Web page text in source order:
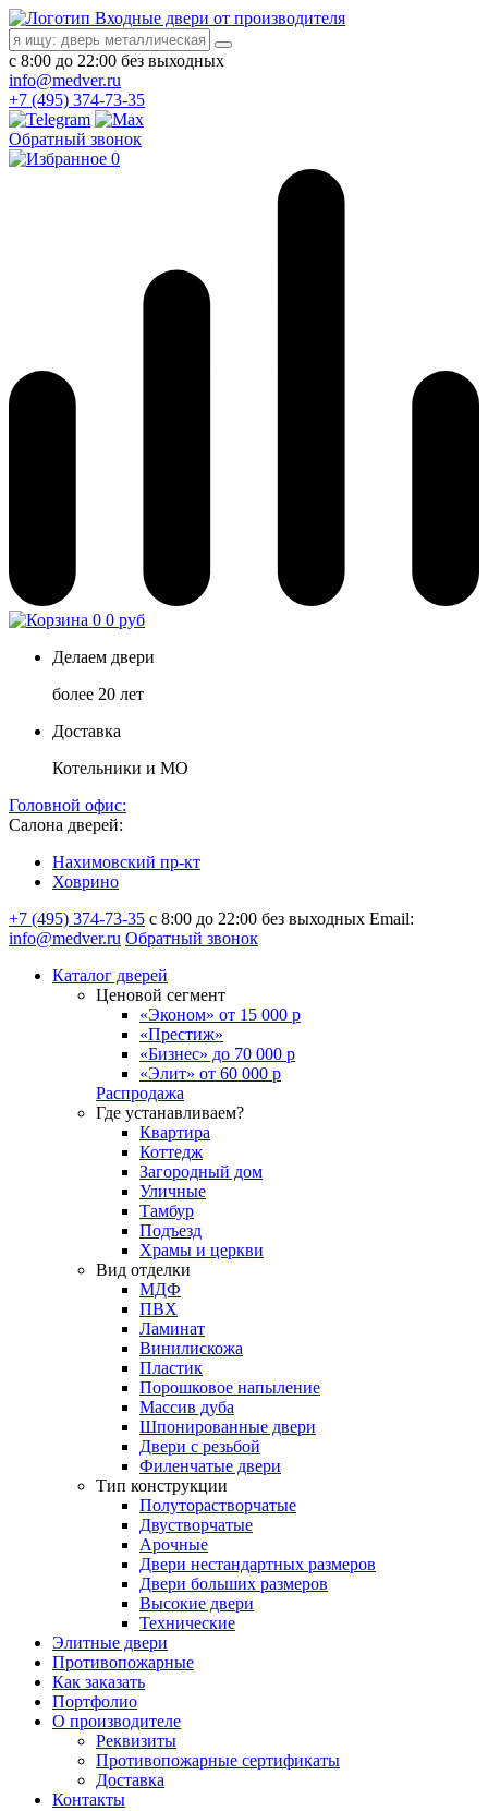
Входные двери от производителя
с 8:00 до 22:00 без выходных
info@medver.ru
+7 (495) 374-73-35
Обратный звонок
0
0 0 руб
Делаем двери
более 20 лет
Доставка
Котельники и МО
Головной офис:
Салона дверей:
Нахимовский пр-кт
Ховрино
+7 (495) 374-73-35 с 8:00 до 22:00 без выходных Email:
info@medver.ru Обратный звонок
Каталог дверей
Ценовой сегмент
«Эконом» от 15 000 р
«Престиж»
«Бизнес» до 70 000 р
«Элит» от 60 000 р
Распродажа
Где устанавливаем?
Квартира
Коттедж
Загородный дом
Уличные
Тамбур
Подъезд
Храмы и церкви
Вид отделки
МДФ
ПВХ
Ламинат
Винилискожа
Пластик
Порошковое напыление
Массив дуба
Шпонированные двери
Двери с резьбой
Филенчатые двери
Тип конструкции
Полуторастворчатые
Двустворчатые
Арочные
Двери нестандартных размеров
Двери больших размеров
Высокие двери
Технические
Элитные двери
Противопожарные
Как заказать
Портфолио
О производителе
Реквизиты
Противопожарные сертификаты
Доставка
Контакты